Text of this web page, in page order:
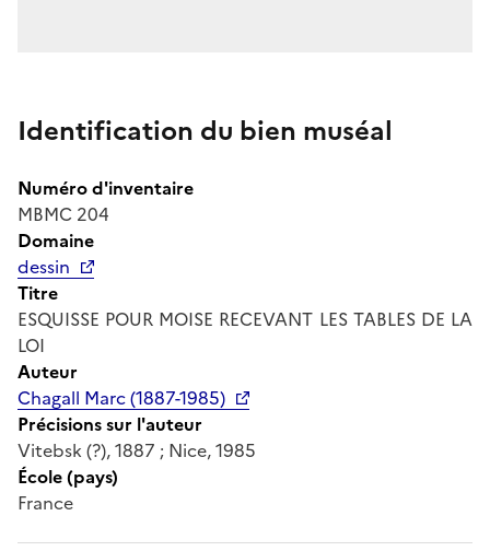
Identification du bien muséal
Numéro d'inventaire
MBMC 204
Domaine
dessin
Titre
ESQUISSE POUR MOISE RECEVANT LES TABLES DE LA
LOI
Auteur
Chagall Marc (1887-1985)
Précisions sur l'auteur
Vitebsk (?), 1887 ; Nice, 1985
École (pays)
France